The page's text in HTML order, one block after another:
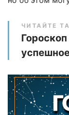
ЧИТАЙТЕ